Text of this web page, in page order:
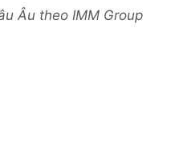
Âu theo IMM Group